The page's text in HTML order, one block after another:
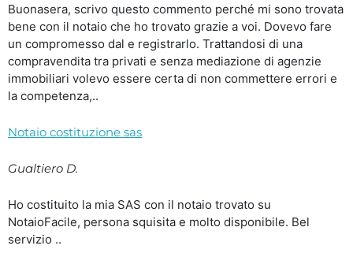
Buonasera, scrivo questo commento perché mi sono trovata
bene con il notaio che ho trovato grazie a voi. Dovevo fare
un compromesso dal e registrarlo. Trattandosi di una
compravendita tra privati e senza mediazione di agenzie
immobiliari volevo essere certa di non commettere errori e
la competenza,..
Notaio costituzione sas
Gualtiero D.
Ho costituito la mia SAS con il notaio trovato su
NotaioFacile, persona squisita e molto disponibile. Bel
servizio ..